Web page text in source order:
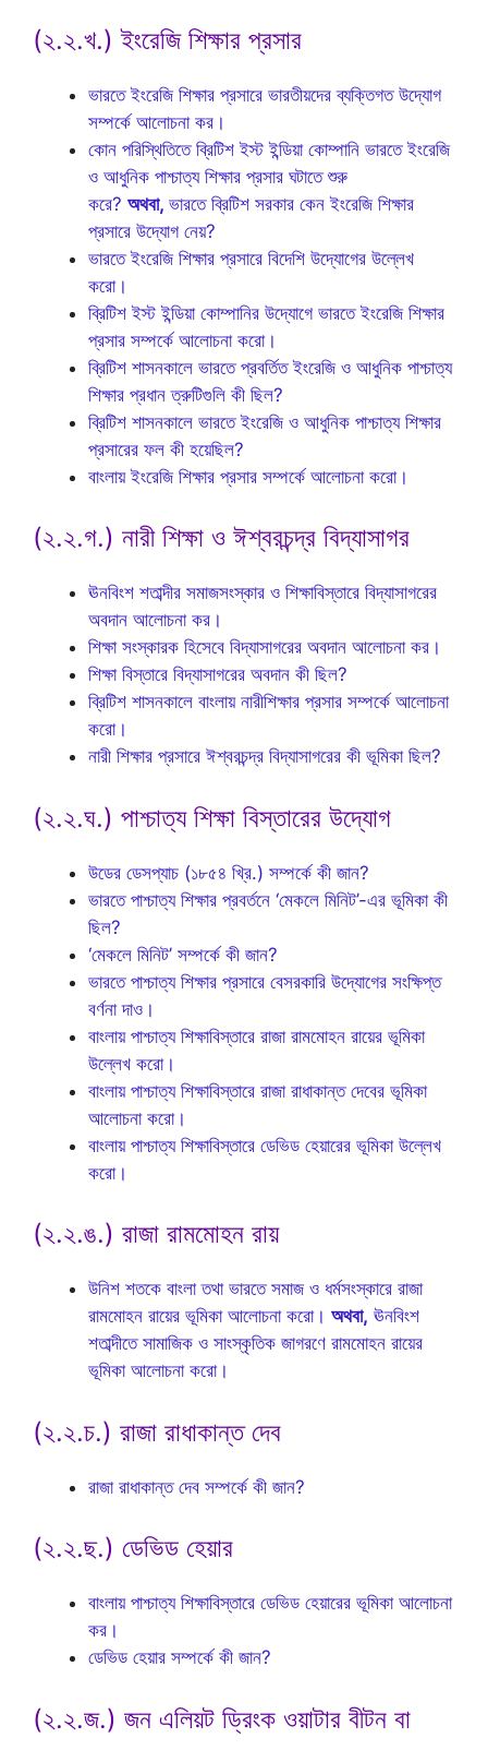
(২.২.খ.) ইংরেজি শিক্ষার প্রসার
ভারতে ইংরেজি শিক্ষার প্রসারে ভারতীয়দের ব্যক্তিগত উদ্যোগ
সম্পর্কে আলোচনা কর।
কোন পরিস্থিতিতে ব্রিটিশ ইস্ট ইন্ডিয়া কোম্পানি ভারতে ইংরেজি
ও আধুনিক পাশ্চাত্য শিক্ষার প্রসার ঘটাতে শুরু
করে? অথবা, ভারতে ব্রিটিশ সরকার কেন ইংরেজি শিক্ষার
প্রসারে উদ্যোগ নেয়?
ভারতে ইংরেজি শিক্ষার প্রসারে বিদেশি উদ্যোগের উল্লেখ
করো।
ব্রিটিশ ইস্ট ইন্ডিয়া কোম্পানির উদ্যোগে ভারতে ইংরেজি শিক্ষার
প্রসার সম্পর্কে আলোচনা করো।
ব্রিটিশ শাসনকালে ভারতে প্রবর্তিত ইংরেজি ও আধুনিক পাশ্চাত্য
শিক্ষার প্রধান ত্রুটিগুলি কী ছিল?
ব্রিটিশ শাসনকালে ভারতে ইংরেজি ও আধুনিক পাশ্চাত্য শিক্ষার
প্রসারের ফল কী হয়েছিল?
বাংলায় ইংরেজি শিক্ষার প্রসার সম্পর্কে আলোচনা করো।
(২.২.গ.) নারী শিক্ষা ও ঈশ্বরচন্দ্র বিদ্যাসাগর
ঊনবিংশ শতাব্দীর সমাজসংস্কার ও শিক্ষাবিস্তারে বিদ্যাসাগরের
অবদান আলোচনা কর।
শিক্ষা সংস্কারক হিসেবে বিদ্যাসাগরের অবদান আলোচনা কর।
শিক্ষা বিস্তারে বিদ্যাসাগরের অবদান কী ছিল?
ব্রিটিশ শাসনকালে বাংলায় নারীশিক্ষার প্রসার সম্পর্কে আলোচনা
করো।
নারী শিক্ষার প্রসারে ঈশ্বরচন্দ্র বিদ্যাসাগরের কী ভূমিকা ছিল?
(২.২.ঘ.) পাশ্চাত্য শিক্ষা বিস্তারের উদ্যোগ
উডের ডেসপ্যাচ (১৮৫৪ খ্রি.) সম্পর্কে কী জান?
ভারতে পাশ্চাত্য শিক্ষার প্রবর্তনে ‘মেকলে মিনিট’-এর ভূমিকা কী
ছিল?
‘মেকলে মিনিট’ সম্পর্কে কী জান?
ভারতে পাশ্চাত্য শিক্ষার প্রসারে বেসরকারি উদ্যোগের সংক্ষিপ্ত
বর্ণনা দাও।
বাংলায় পাশ্চাত্য শিক্ষাবিস্তারে রাজা রামমোহন রায়ের ভূমিকা
উল্লেখ করো।
বাংলায় পাশ্চাত্য শিক্ষাবিস্তারে রাজা রাধাকান্ত দেবের ভূমিকা
আলোচনা করো।
বাংলায় পাশ্চাত্য শিক্ষাবিস্তারে ডেভিড হেয়ারের ভূমিকা উল্লেখ
করো।
(২.২.ঙ.) রাজা রামমোহন রায়
উনিশ শতকে বাংলা তথা ভারতে সমাজ ও ধর্মসংস্কারে রাজা
রামমোহন রায়ের ভূমিকা আলোচনা করো। অথবা, ঊনবিংশ
শতাব্দীতে সামাজিক ও সাংস্কৃতিক জাগরণে রামমোহন রায়ের
ভূমিকা আলোচনা করো।
(২.২.চ.) রাজা রাধাকান্ত দেব
রাজা রাধাকান্ত দেব সম্পর্কে কী জান?
(২.২.ছ.) ডেভিড হেয়ার
বাংলায় পাশ্চাত্য শিক্ষাবিস্তারে ডেভিড হেয়ারের ভূমিকা আলোচনা
কর।
ডেভিড হেয়ার সম্পর্কে কী জান?
(২.২.জ.) জন এলিয়ট ড্রিংক ওয়াটার বীটন বা